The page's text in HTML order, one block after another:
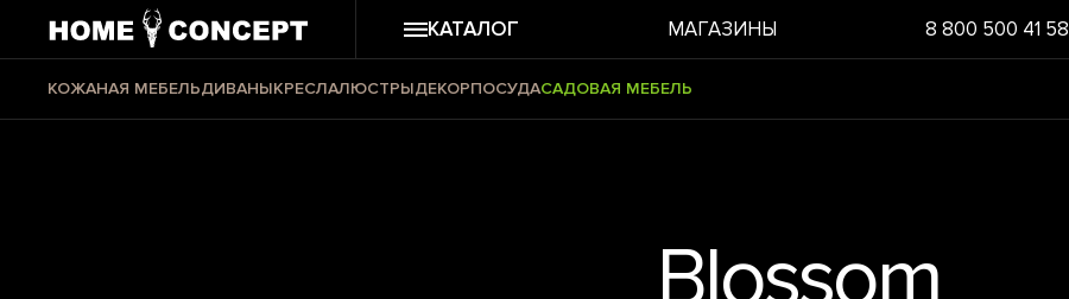
КАТАЛОГ МАГАЗИНЫ 8 800 500 41 58
КОЖАНАЯ МЕБЕЛЬДИВАНЫКРЕСЛАЛЮСТРЫДЕКОРПОСУДАСАДОВАЯ МЕБЕЛЬ